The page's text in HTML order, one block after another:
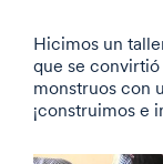
Hicimos un
que se
monstruos con
¡construimos e